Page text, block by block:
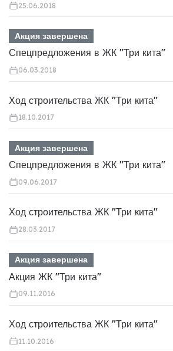
25.06.2018
Акция завершена
Спецпредложения в ЖК "Три кита"
06.03.2018
Ход строительства ЖК "Три кита"
18.10.2017
Акция завершена
Спецпредложения в ЖК "Три кита"
09.06.2017
Ход строительства ЖК "Три кита"
28.03.2017
Акция завершена
Акция ЖК "Три кита"
09.11.2016
Ход строительства ЖК "Три кита"
11.10.2016